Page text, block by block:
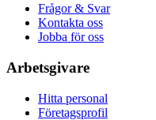
Frågor & Svar
Kontakta oss
Jobba för oss
Arbetsgivare
Hitta personal
Företagsprofil